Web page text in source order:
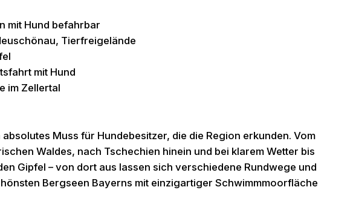
mit Hund befahrbar
Tierfreigelände
mit Hund
im Zellertal
Muss für Hundebesitzer, die die Region erkunden. Vom
Waldes, nach Tschechien hinein und bei klarem Wetter bis
Gipfel – von dort aus lassen sich verschiedene Rundwege und
Bergseen Bayerns mit einzigartiger Schwimmmoorfläche